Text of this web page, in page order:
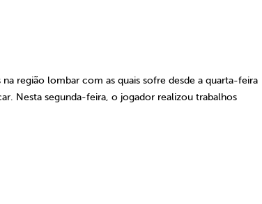
região lombar com as quais sofre desde a quarta-feira
Nesta segunda-feira, o jogador realizou trabalhos